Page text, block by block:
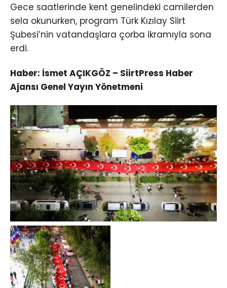
Gece saatlerinde kent genelindeki camilerden
sela okunurken, program Türk Kızılay Siirt
Şubesi’nin vatandaşlara çorba ikramıyla sona
erdi.
Haber: İsmet AÇIKGÖZ – SiirtPress Haber
Ajansı Genel Yayın Yönetmeni